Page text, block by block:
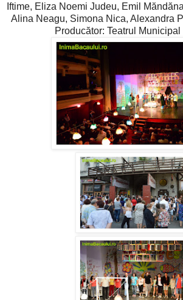
Iftime, Eliza Noemi Judeu, Emil
Alina Neagu, Simona Nica, Alexandra
Producător: Teatrul